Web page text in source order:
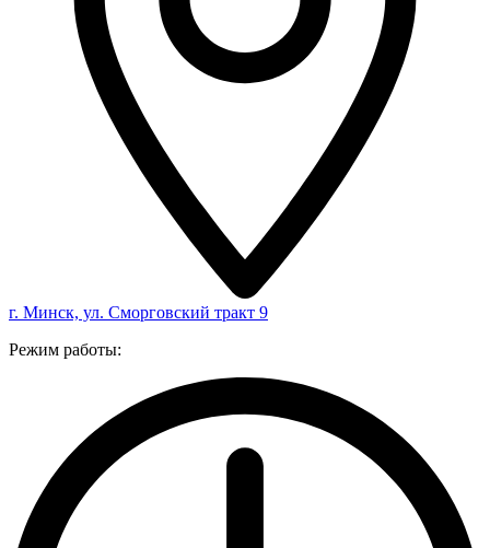
г. Минск, ул. Сморговский тракт 9
Режим работы: